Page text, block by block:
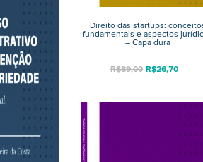
Direito das startups:
fundamentais e aspectos
– Capa dura
R$89,00 R$26,70